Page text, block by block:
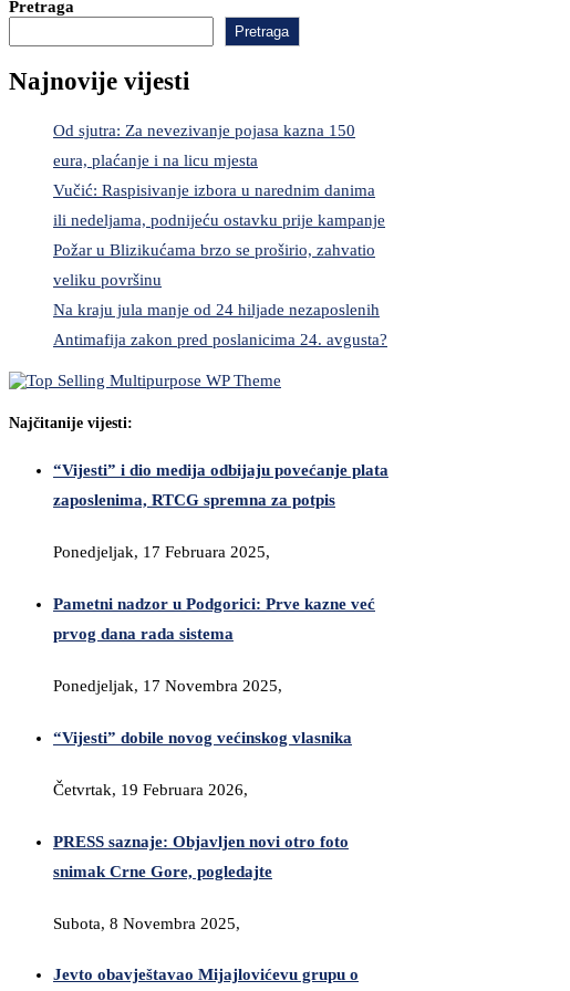
Pretraga
Pretraga
Najnovije vijesti
Od sjutra: Za nevezivanje pojasa kazna 150
eura, plaćanje i na licu mjesta
Vučić: Raspisivanje izbora u narednim danima
ili nedeljama, podnijeću ostavku prije kampanje
Požar u Blizikućama brzo se proširio, zahvatio
veliku površinu
Na kraju jula manje od 24 hiljade nezaposlenih
Antimafija zakon pred poslanicima 24. avgusta?
Najčitanije vijesti:
“Vijesti” i dio medija odbijaju povećanje plata
zaposlenima, RTCG spremna za potpis
Ponedjeljak, 17 Februara 2025,
Pametni nadzor u Podgorici: Prve kazne već
prvog dana rada sistema
Ponedjeljak, 17 Novembra 2025,
“Vijesti” dobile novog većinskog vlasnika
Četvrtak, 19 Februara 2026,
PRESS saznaje: Objavljen novi otro foto
snimak Crne Gore, pogledajte
Subota, 8 Novembra 2025,
Jevto obavještavao Mijajlovićevu grupu o